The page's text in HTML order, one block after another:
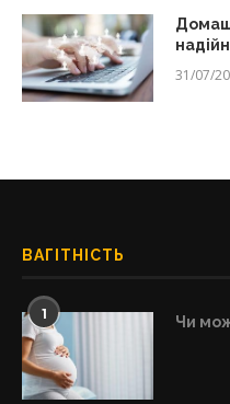
31/07/
ВАГІТНІСТЬ
1 Чи